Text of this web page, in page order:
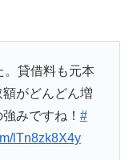
。貸借料も元本
がどんどん増
みですね！ #
lTn8zk8X4y